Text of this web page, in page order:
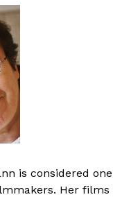
is considered
Her films